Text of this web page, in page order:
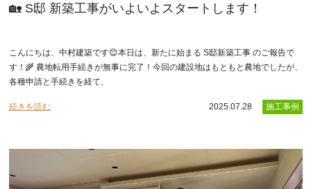
🏡 S邸 新築工事がいよいよスタートします！
こんにちは、中村建築です😊本日は、新たに始まる S邸新築工事 のご報告で
す！🌾 農地転用手続きが無事に完了！今回の建設地はもともと農地でしたが、
各種申請と手続きを経て、
続きを読む 2025.07.28 施工事例